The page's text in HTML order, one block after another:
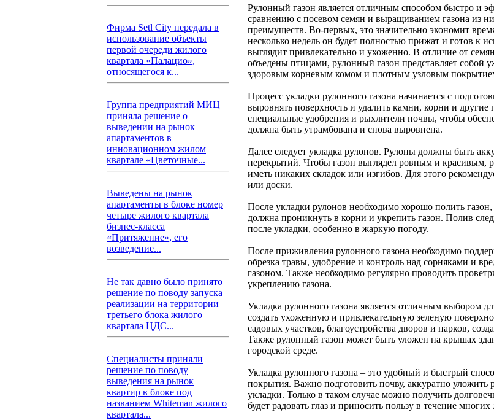
Фирма Setl City передала в
использование объекты
первой очереди жилого
квартала «Палацио»,
относящегося к...
Группа предприятий МИЦ
приняла решение о
выведении на рынок
апартаментов в
инновационном жилом
квартале «Цветочные...
Выведены на рынок
апартаменты в блоке номер
четыре жилого квартала
бизнес-класса
«Притяжение», его
возведение...
Не так давно было принято
решение по поводу запуска
реализации на территории
третьего блока жилого
квартала ЦДС...
Специалисты приняли
решение по поводу
выведения на рынок
квартир в блоке под
названием Whiteman жилого
квартала...
Рулонный газон является отличным способом быстро и
сравнению с посевом семян и выращиванием газона из
преимуществ. Во-первых, это значительно экономит
несколько недель он будет полностью прижат и готов к
выглядит привлекательно и ухоженно. В отличие от
объедены птицами, рулонный газон представляет собой
здоровым корневым комом и плотным узловым
Процесс укладки рулонного газона начинается с
выровнять поверхность и удалить камни, корни и другие
специальные удобрения и рыхлители почвы, чтобы
должна быть утрамбована и снова выровнена.
Далее следует укладка рулонов. Рулоны должны быть
перекрытий. Чтобы газон выглядел ровным и
иметь никаких складок или изгибов. Для этого
или доски.
После укладки рулонов необходимо хорошо полить
должна проникнуть в корни и укрепить газон. Полив
после укладки, особенно в жаркую погоду.
После приживления рулонного газона необходимо
обрезка травы, удобрение и контроль над сорняками и
газоном. Также необходимо регулярно проводить
укреплению газона.
Укладка рулонного газона является отличным выбором
создать ухоженную и привлекательную зеленую
садовых участков, благоустройства дворов и парков,
Также рулонный газон может быть уложен на крышах
городской среде.
Укладка рулонного газона – это удобный и быстрый
покрытия. Важно подготовить почву, аккуратно уложить
укладки. Только в таком случае можно получить
будет радовать глаз и приносить пользу в течение многих